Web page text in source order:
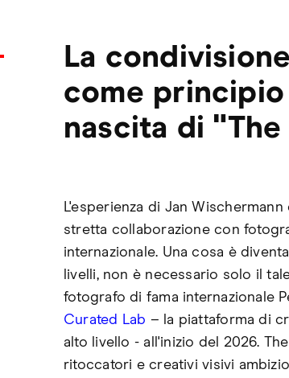
La
come
nascita di
L'esperienza di Jan
stretta collaborazione con
internazionale. Una cosa è
livelli, non è necessario solo il
fotografo di fama internazionale
Curated Lab – la piattaforma di
alto livello - all'inizio del 2026.
ritoccatori e creativi visivi